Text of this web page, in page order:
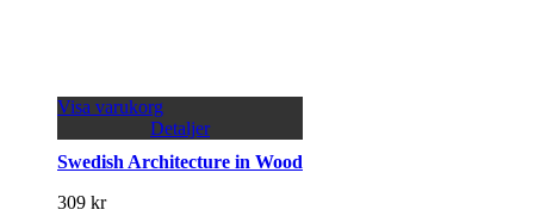
Visa varukorg
Detaljer
Swedish Architecture in Wood
309 kr